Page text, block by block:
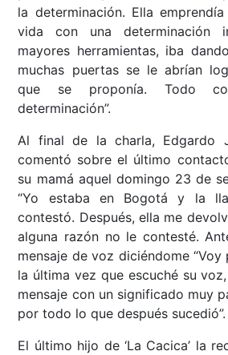
la determinación. Ella
vida con una determinación
mayores herramientas, iba
muchas puertas se le abrían
que se proponía. Todo
determinación”.
Al final de la charla, Edgardo
comentó sobre el último
su mamá aquel domingo 23 de
“Yo estaba en Bogotá y la
contestó. Después, ella me
alguna razón no le contesté.
mensaje de voz diciéndome “Voy
la última vez que escuché su
mensaje con un significado muy
por todo lo que después sucedió”.
El último hijo de ‘La Cacica’ la